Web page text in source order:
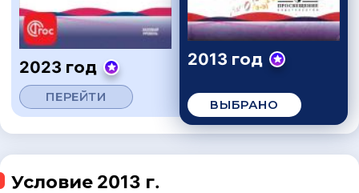
2023 год
ПЕРЕЙТИ
2013 год
ВЫБРАНО
Условие 2013 г.